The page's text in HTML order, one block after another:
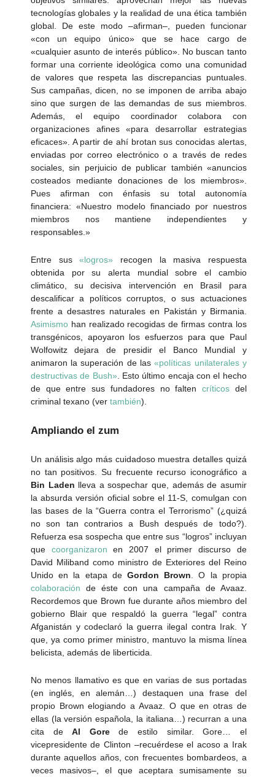
tecnologías globales y la realidad de una ética también
global. De este modo –afirman–, pueden funcionar
«con un equipo único» que se hace cargo de
«cualquier asunto de interés público». No buscan tanto
formar una corriente ideológica como una comunidad
de valores que respeta las discrepancias puntuales.
Sus campañas, dicen, no se imponen de arriba abajo
sino que surgen de las demandas de sus miembros.
Además, el equipo coordinador colabora con
organizaciones afines «para desarrollar estrategias
eficaces». A partir de ahí brotan sus conocidas alertas,
enviadas por correo electrónico o a través de redes
sociales, sin perjuicio de publicar también «anuncios
costeados mediante donaciones de los miembros».
Pues afirman con énfasis su total autonomía
financiera: «Nuestro modelo financiado por nuestros
miembros nos mantiene independientes y
responsables.»
Entre sus«logros» recogen la masiva respuesta
obtenida por su alerta mundial sobre el cambio
climático, su decisiva intervención en Brasil para
descalificar a políticos corruptos, o sus actuaciones
frente a desastres naturales en Pakistán y Birmania.
Asimismohan realizado recogidas de firmas contra los
transgénicos, apoyaron los esfuerzos para que Paul
Wolfowitz dejara de presidir el Banco Mundial y
animaron la superación de las«políticas unilaterales y
destructivas de Bush» . Esto último encaja con el hecho
de que entre sus fundadores no faltencríticos del
criminal texano (ver también).
Ampliando el zum
Un análisis algo más cuidadoso muestra detalles quizá
no tan positivos. Su frecuente recurso iconográfico a
Bin Laden lleva a sospechar que, además de asumir
la absurda versión oficial sobre el 11-S, comulgan con
las bases de la “Guerra contra el Terrorismo” (¿quizá
no son tan contrarios a Bush después de todo?).
Refuerza esa sospecha que entre sus “logros” incluyan
que coorganizaron en 2007 el primer discurso de
David Miliband como ministro de Exteriores del Reino
Unido en la etapa de Gordon Brown . O la propia
colaboración de éste con una campaña de Avaaz.
Recordemos que Brown fue durante años miembro del
gobierno Blair que respaldó la guerra “legal” contra
Afganistán y codeclaró la guerra ilegal contra Irak. Y
que, ya como primer ministro, mantuvo la misma línea
belicista, además de liberticida.
No menos llamativo es que en varias de sus portadas
(en inglés, en alemán…) destaquen una frase del
propio Brown elogiando a Avaaz. O que en otras de
ellas (la versión española, la italiana…) recurran a una
cita deAl Gorede estilo similar. Gore… el
vicepresidente de Clinton –recuérdese el acoso a Irak
durante aquellos años, con frecuentes bombardeos, a
veces masivos–, el que aceptara sumisamente su